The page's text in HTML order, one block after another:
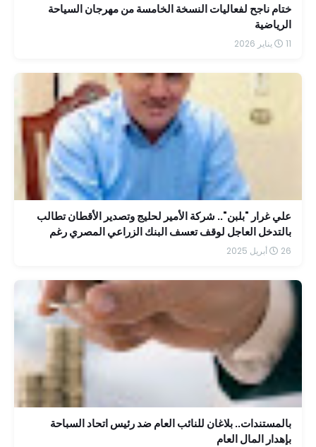
ختام ناجح لفعاليات النسخة الخامسة من مهرجان السياحة
الرياضية
11 يناير 2026
علي غرار "بلبن".. شركة الأمير لحليج وتصدير الأقطان تطالب
بالتدخل العاجل لوقف تعسف البنك الزراعي المصري رغم
التزامها بسداد أكثر من 25% من المديونية
26 أبريل 2025
بالمستندات.. بلاغان للنائب العام ضد رئيس اتحاد السباحة
بإهدار المال العام